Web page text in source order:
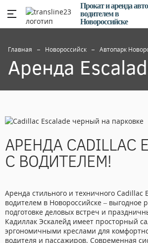
Прокат и аренда
водителем в
Новороссийске
Главная Новороссийск Автопарк
Аренда
АРЕНДА CADILLAC
С ВОДИТЕЛЕМ!
Аренда стильного и техничного Cadillac
водителем в Новороссийске – выгодное
подготовке деловых встреч и
Кадиллак Эскалейд имеет просторный
эргономичными креслами для
водителя и пассажиров. Современная